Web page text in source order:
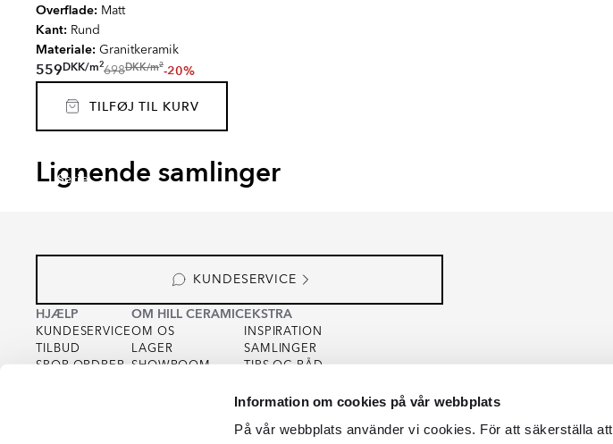
Information om cookies på vår webbplats
På vår webbplats använder vi cookies. För att säkerställa
Overflade: Matt
Kant: Rund
Materiale: Granitkeramik
559DKK/m2698DKK/m2-20%
TILFØJ TIL KURV
Lignende samlinger
Serie
KUNDESERVICE
HJÆLP
KUNDESERVICE
TILBUD
SPOR ORDRER
OM HILL CERAMIC
OM OS
LAGER
SHOWROOM
EKSTRA
INSPIRATION
SAMLINGER
TIPS OG RÅD
COOKIEPOLICY